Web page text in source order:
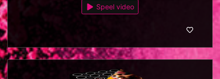
Speel video